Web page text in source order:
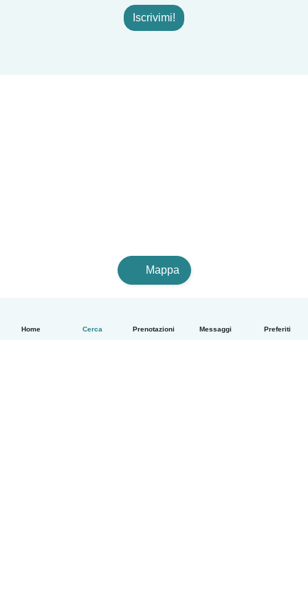
Home Cerca Prenotazioni Messaggi Preferiti
Iscrivimi!
Mappa